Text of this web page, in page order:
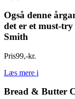
Også denne
det er et must-
Smith
Pris99,-kr.
Læs mere i
Bread & Butter